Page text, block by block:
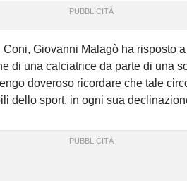
Giovanni Malagò ha risposto
di una calciatrice da parte di una
doveroso ricordare che tale
dello sport, in ogni sua